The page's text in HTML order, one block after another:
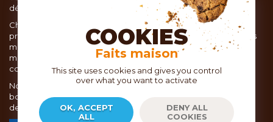
délicieux plats ou des pâtisseries dignes d’un grand chef ?
Chez TOC, boutique d’ustensiles de cuisine, nous vous
proposons une large sélection de produits issus des meilleures
marques de matériel de cuisine: Ustensiles de pâtisserie,
matériel de cuisson, service de table, ustensiles de cuisine,
coutellerie, set picnic.
Nous vous réservons un accueil chaleureux au sein de nos 21
boutiques, mais vous trouverez également tout votre matériel
de cuisine en ligne sur notre site internet toc.fr
COOKIES
Faits maison
This site uses cookies and gives you control
over what you want to activate
OK, ACCEPT
ALL
DENY ALL
COOKIES